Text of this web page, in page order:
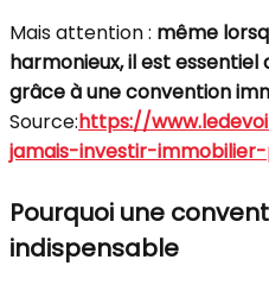
Mais attention : même
harmonieux, il est
grâce à une convention
Source:https://
jamais-investir-
Pourquoi une
indispensable